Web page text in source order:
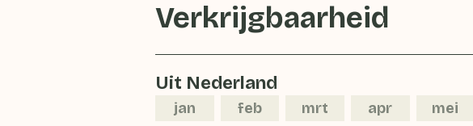
Verkrijgbaarheid
Uit Nederland
jan feb mrt apr mei